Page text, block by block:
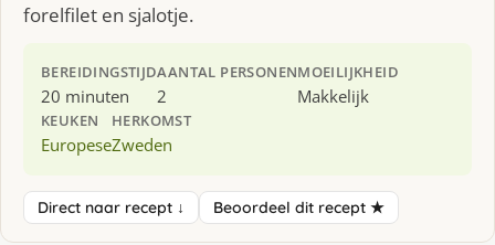
forelfilet en sjalotje.
BEREIDINGSTIJD
20 minuten
AANTAL PERSONEN
2
MOEILIJKHEID
Makkelijk
KEUKEN
Europese
HERKOMST
Zweden
Direct naar recept ↓ Beoordeel dit recept ★